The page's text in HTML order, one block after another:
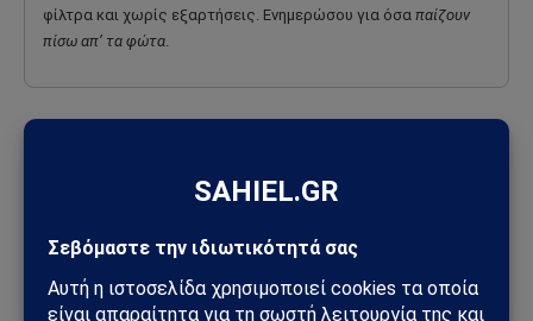
φίλτρα και χωρίς εξαρτήσεις. Ενημερώσου για όσα παίζουν
πίσω απ’ τα φώτα.
Ακολούθησε το Sahiel στο Google News
πρώτος τις σημαντικότερες ειδήσεις και αναλύσεις.
Add as a preferred source